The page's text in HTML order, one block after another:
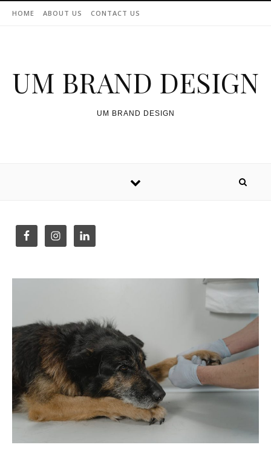
HOME ABOUT US CONTACT US
UM BRAND DESIGN
UM BRAND DESIGN